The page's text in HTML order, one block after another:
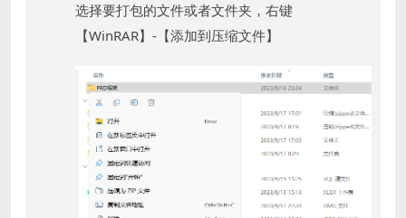
选择要打包的文件或者文件夹，右键
【WinRAR】-【添加到压缩文件】